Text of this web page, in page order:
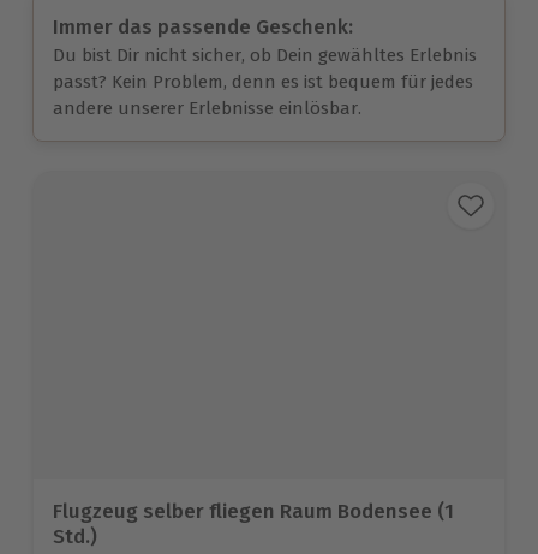
Immer das passende Geschenk:
Du bist Dir nicht sicher, ob Dein gewähltes Erlebnis
passt? Kein Problem, denn es ist bequem für jedes
andere unserer Erlebnisse einlösbar.
Flugzeug selber fliegen Raum Bodensee (1
Std.)